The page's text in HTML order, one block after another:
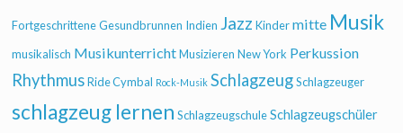
Fortgeschrittene Gesundbrunnen Indien Jazz Kinder mitte Musik
musikalisch Musikunterricht Musizieren New York Perkussion
Rhythmus Ride Cymbal Rock-Musik Schlagzeug Schlagzeuger
schlagzeug lernen Schlagzeugschule Schlagzeugschüler